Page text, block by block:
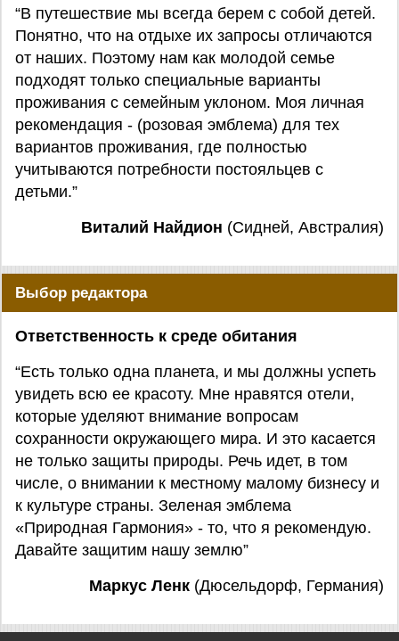
“В путешествие мы всегда берем с собой детей.
Понятно, что на отдыхе их запросы отличаются
от наших. Поэтому нам как молодой семье
подходят только специальные варианты
проживания с семейным уклоном. Моя личная
рекомендация - (розовая эмблема) для тех
вариантов проживания, где полностью
учитываются потребности постояльцев с
детьми.”
Виталий Найдион (Сидней, Австралия)
Выбор редактора
Ответственность к среде обитания
“Есть только одна планета, и мы должны успеть
увидеть всю ее красоту. Мне нравятся отели,
которые уделяют внимание вопросам
сохранности окружающего мира. И это касается
не только защиты природы. Речь идет, в том
числе, о внимании к местному малому бизнесу и
к культуре страны. Зеленая эмблема
«Природная Гармония» - то, что я рекомендую.
Давайте защитим нашу землю”
Маркус Ленк (Дюсельдорф, Германия)